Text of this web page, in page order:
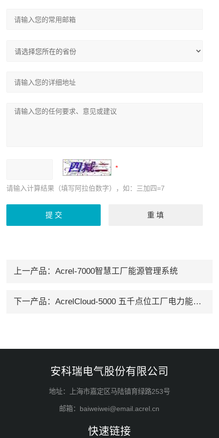
请输入计算结果（填写阿拉伯数字），如：三加四=7
上一产品： Acrel-7000智慧工厂能源管理系统
下一产品： AcrelCloud-5000 五千点位工厂电力能耗管理系统
安科瑞电气股份有限公司
地址：上海市嘉定区马陆镇育绿路253号
邮箱：baiweiwei@email.acrel.cn
快速链接